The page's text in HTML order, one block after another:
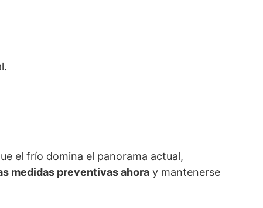
el frío domina el panorama actual,
medidas preventivas ahora y mantenerse